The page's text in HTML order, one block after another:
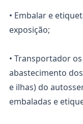
• Embalar e
exposição;
• Transportador
abastecimento
e ilhas) do
embaladas e